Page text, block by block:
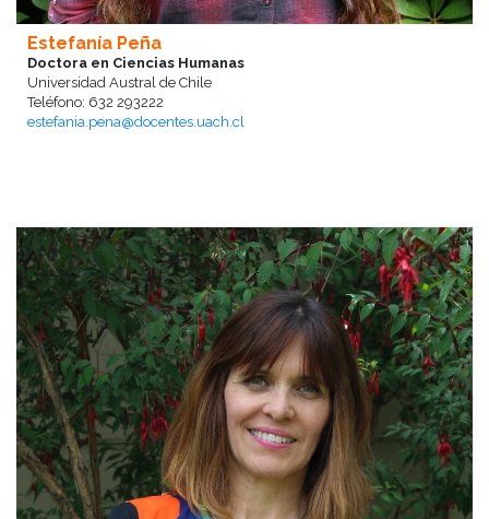
Estefanía Peña
Doctora en Ciencias Humanas
Universidad Austral de Chile
Teléfono: 632 293222
estefania.pena@docentes.uach.cl